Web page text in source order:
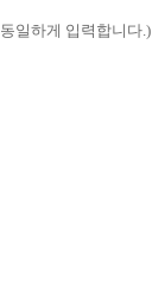
일하게 입력합니다.)